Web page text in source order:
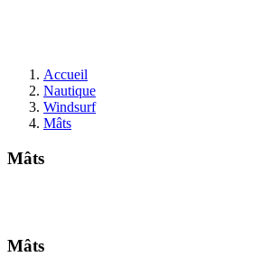
Accueil
Nautique
Windsurf
Mâts
Mâts
Mâts